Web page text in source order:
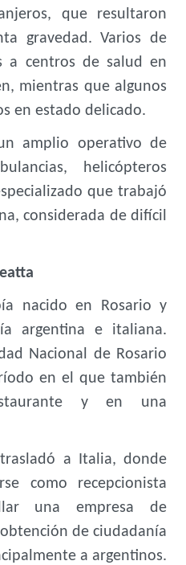
que resultaron
gravedad. Varios de
a centros de salud en
mientras que algunos
en estado delicado.
amplio operativo de
helicópteros
que trabajó
considerada de difícil
nacido en Rosario y
argentina e italiana.
Nacional de Rosario
en el que también
y en una
a Italia, donde
como recepcionista
una empresa de
de ciudadanía
a argentinos.